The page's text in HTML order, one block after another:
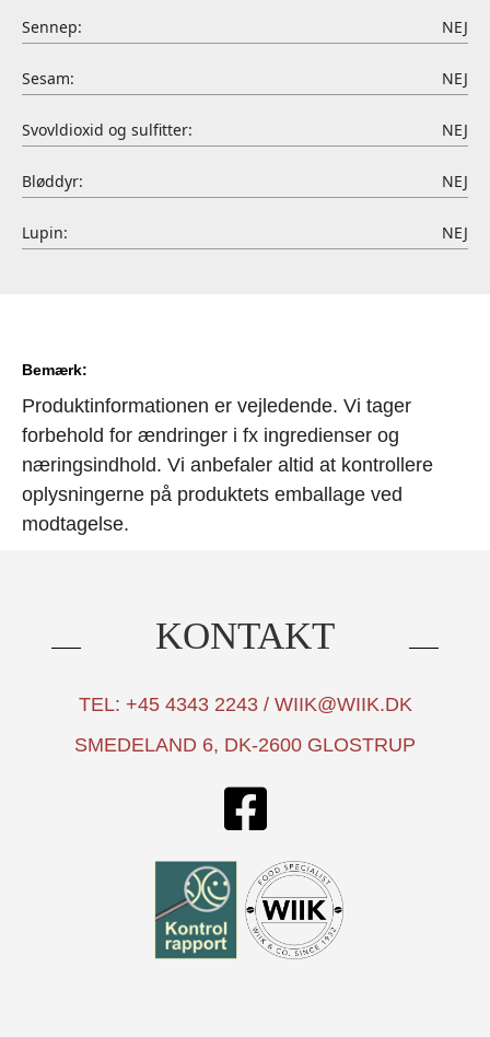
Sennep: NEJ
Sesam: NEJ
Svovldioxid og sulfitter: NEJ
Bløddyr: NEJ
Lupin: NEJ
Bemærk:
Produktinformationen er vejledende. Vi tager
forbehold for ændringer i fx ingredienser og
næringsindhold. Vi anbefaler altid at kontrollere
oplysningerne på produktets emballage ved
modtagelse.
KONTAKT
TEL: +45 4343 2243 / WIIK@WIIK.DK
SMEDELAND 6, DK-2600 GLOSTRUP